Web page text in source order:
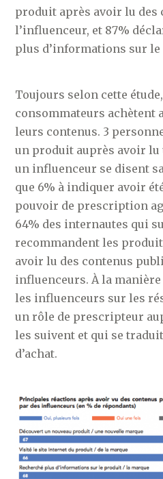
produit après avoir lu des
l’influenceur, et 87%
plus d’informations sur
Toujours selon cette
consommateurs achètent
leurs contenus. 3
un produit auprès avoir
un influenceur se disent
que 6% à indiquer avoir
pouvoir de prescription
64% des internautes qui
recommandent les
avoir lu des contenus
influenceurs. À la
les influenceurs sur les
un rôle de prescripteur
les suivent et qui se
d’achat.